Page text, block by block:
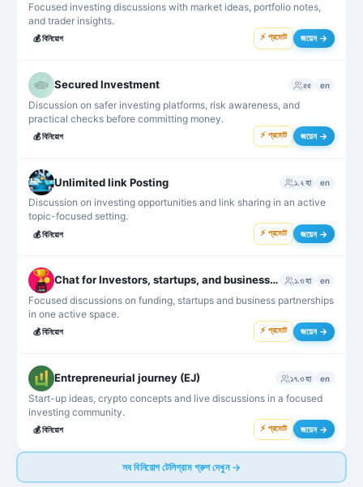
Focused investing discussions with market ideas, portfolio notes,
and trader insights.
💰বিনিয়োগ ⚡ প্রমোট জয়েন →
Secured Investment ৫৫ en
Discussion on safer investing platforms, risk awareness, and
practical checks before committing money.
💰বিনিয়োগ ⚡ প্রমোট জয়েন →
Unlimited link Posting ১.২ হা en
Discussion on investing opportunities and link sharing in an active
topic-focused setting.
💰বিনিয়োগ ⚡ প্রমোট জয়েন →
Chat for Investors, startups, and business partnerships ১.৩ হা en
Focused discussions on funding, startups and business partnerships
in one active space.
💰বিনিয়োগ ⚡ প্রমোট জয়েন →
Entrepreneurial journey (EJ) ১৭.৩ হা en
Start-up ideas, crypto concepts and live discussions in a focused
investing community.
💰বিনিয়োগ ⚡ প্রমোট জয়েন →
সব বিনিয়োগ টেলিগ্রাম গ্রুপ দেখুন →